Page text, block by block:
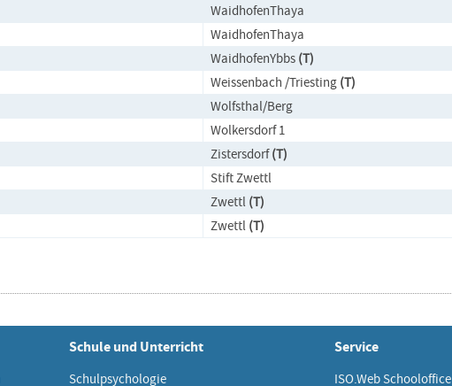
WaidhofenThaya
WaidhofenThaya
WaidhofenYbbs (T)
Weissenbach /Triesting (T)
Wolfsthal/Berg
Wolkersdorf 1
Zistersdorf(T)
Stift Zwettl
Zwettl (T)
Zwettl (T)
Schule und Unterricht
Schulpsychologie
Service
ISO.Web Schooloffice